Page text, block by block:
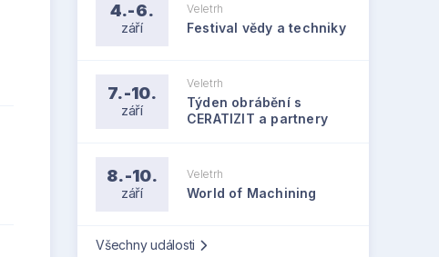
4.-6.
září
Veletrh
Festival vědy a techniky
7.-10.
září
Veletrh
Týden obrábění s
CERATIZIT a partnery
8.-10.
září
Veletrh
World of Machining
Všechny události